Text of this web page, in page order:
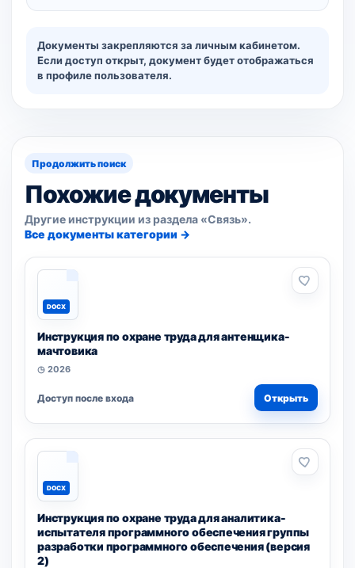
Документы закрепляются за личным кабинетом.
Если доступ открыт, документ будет отображаться
в профиле пользователя.
Продолжить поиск
Похожие документы
Другие инструкции из раздела «Связь».
Все документы категории →
DOCX
Инструкция по охране труда для антенщика-
мачтовика
◷ 2026
Доступ после входа Открыть
DOCX
Инструкция по охране труда для аналитика-
испытателя программного обеспечения группы
разработки программного обеспечения (версия
2)